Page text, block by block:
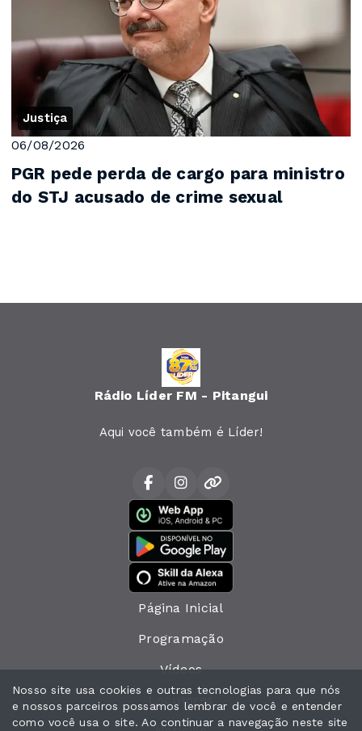
Justiça
06/08/2026
PGR pede perda de cargo para ministro
do STJ acusado de crime sexual
Rádio Líder FM - Pitangui
Aqui você também é Líder!
Página Inicial
Programação
Vídeos
Locutores
Nosso site usa cookies e outras tecnologias para que nós
e nossos parceiros possamos lembrar de você e entender
como você usa o site. Ao continuar a navegação neste site